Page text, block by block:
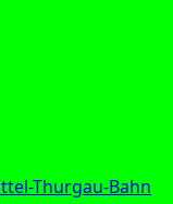
Thurgau-Bahn